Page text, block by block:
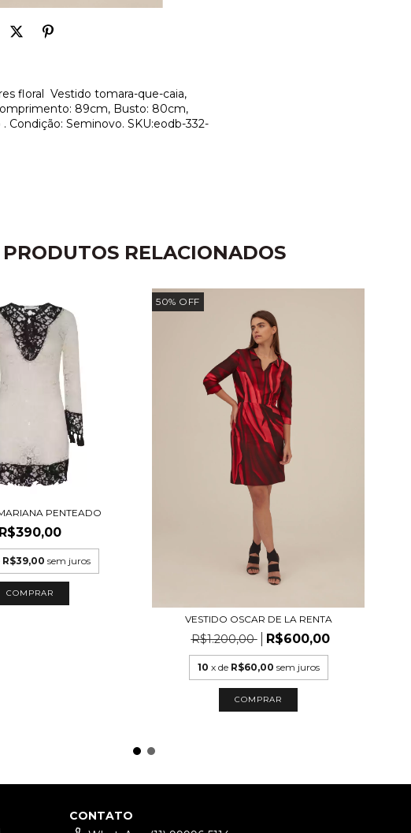
floral Vestido tomara-que-caia,
89cm, Busto: 80cm,
Condição: Seminovo. SKU:eodb-332-
PRODUTOS RELACIONADOS
PENTEADO
R$390,00
R$39,00 sem juros
COMPRAR
50% OFF
VESTIDO OSCAR DE LA RENTA
R$1.200,00 R$600,00
10 x de R$60,00 sem juros
COMPRAR
CONTATO